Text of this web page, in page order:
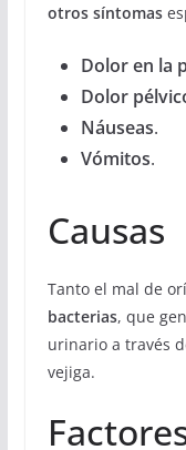
otros síntomas
Dolor en la
Dolor
Náuseas.
Vómitos.
Causas
Tanto el mal de
bacterias, que
urinario a través
vejiga.